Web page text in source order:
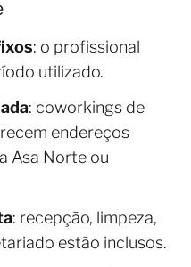
: o profissional
utilizado.
: coworkings de
endereços
Asa Norte ou
: recepção, limpeza,
estão inclusos.